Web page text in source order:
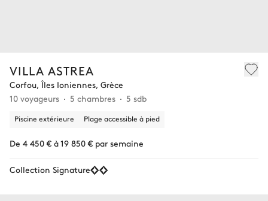
VILLA ASTREA
Corfou, Îles Ioniennes, Grèce
10 voyageurs
5 chambres 5 sdb
Piscine extérieure Plage accessible à pied
De 4 450 € à 19 850 € par semaine
Collection Signature